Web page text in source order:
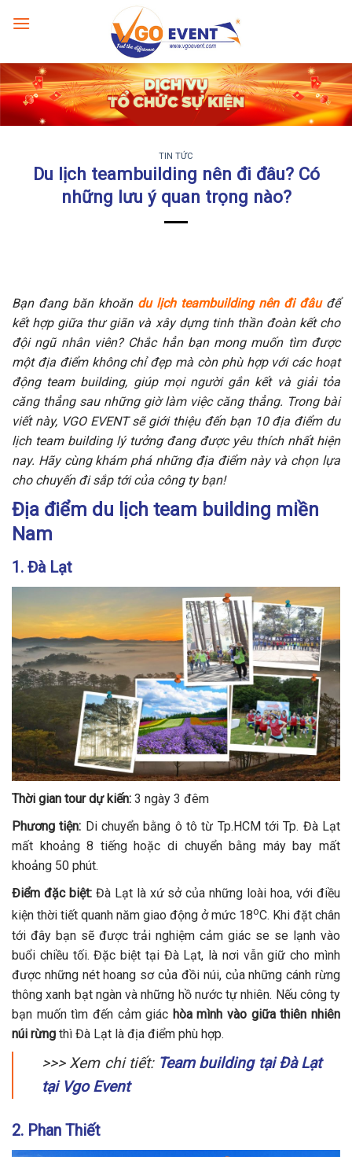
TIN TỨC
Du lịch teambuilding nên đi đâu? Có
những lưu ý quan trọng nào?
Bạn đang băn khoăn du lịch teambuilding nên đi đâuđể
kết hợp giữa thư giãn và xây dựng tinh thần đoàn kết cho
đội ngũ nhân viên? Chắc hẳn bạn mong muốn tìm được
một địa điểm không chỉ đẹp mà còn phù hợp với các hoạt
động team building, giúp mọi người gắn kết và giải tỏa
căng thẳng sau những giờ làm việc căng thẳng. Trong bài
viết này, VGO EVENT sẽ giới thiệu đến bạn 10 địa điểm du
lịch team building lý tưởng đang được yêu thích nhất hiện
nay. Hãy cùng khám phá những địa điểm này và chọn lựa
cho chuyến đi sắp tới của công ty bạn!
Địa điểm du lịch team building miền
Nam
1. Đà Lạt
Thời gian tour dự kiến: 3 ngày 3 đêm
Phương tiện: Di chuyển bằng ô tô từ Tp.HCM tới Tp. Đà Lạt
mất khoảng 8 tiếng hoặc di chuyển bằng máy bay mất
khoảng 50 phút.
Điểm đặc biệt:Đà Lạt là xứ sở của những loài hoa, với điều
kiện thời tiết quanh năm giao động ở mức 18oC. Khi đặt chân
tới đây bạn sẽ được trải nghiệm cảm giác se se lạnh vào
buổi chiều tối. Đặc biệt tại Đà Lạt, là nơi vẫn giữ cho mình
được những nét hoang sơ của đồi núi, của những cánh rừng
thông xanh bạt ngàn và những hồ nước tự nhiên. Nếu công ty
bạn muốn tìm đến cảm giác hòa mình vào giữa thiên nhiên
núi rừng thì Đà Lạt là địa điểm phù hợp.
>>> Xem chi tiết: Team building tại Đà Lạt
tại Vgo Event
2. Phan Thiết